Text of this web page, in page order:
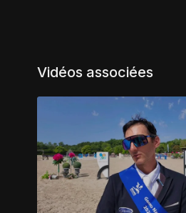
Vidéos associées